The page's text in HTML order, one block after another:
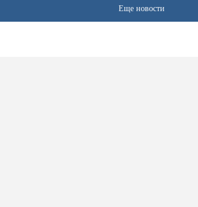
Еще новости